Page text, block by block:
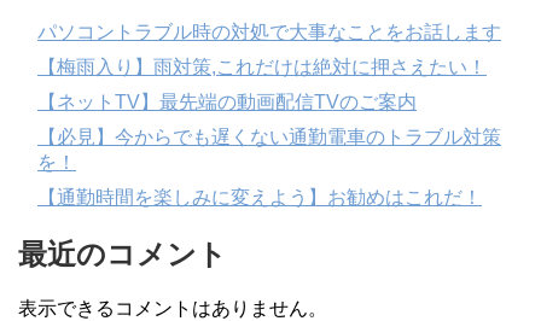
パソコントラブル時の対処で大事なことをお話します
【梅雨入り】雨対策,これだけは絶対に押さえたい！
【ネットTV】最先端の動画配信TVのご案内
【必見】今からでも遅くない通勤電車のトラブル対策
を！
【通勤時間を楽しみに変えよう】お勧めはこれだ！
最近のコメント
表示できるコメントはありません。